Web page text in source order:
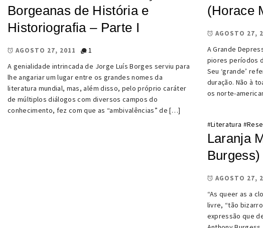
Borgeanas de História e
Historiografia – Parte I
AGOSTO 27, 2011
1
A genialidade intrincada de Jorge Luís Borges serviu para
lhe angariar um lugar entre os grandes nomes da
literatura mundial, mas, além disso, pelo próprio caráter
de múltiplos diálogos com diversos campos do
conhecimento, fez com que as “ambivalências” de […]
(Horace
AGOSTO 27,
A Grande
piores períodos
Seu ‘grande’
duração. Não à
os norte-
#Literatura #
Laranja
Burgess)
AGOSTO 27,
“As queer as a
livre, “tão
expressão que